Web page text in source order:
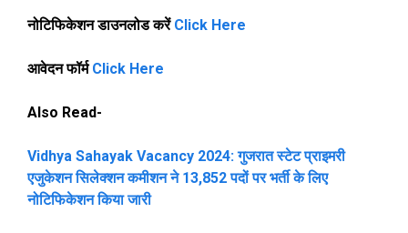
नोटिफिकेशन डाउनलोड करें Click Here
आवेदन फॉर्मClick Here
Also Read-
Vidhya Sahayak Vacancy 2024: गुजरात स्टेट प्राइमरी
एजुकेशन सिलेक्शन कमीशन ने 13,852 पदों पर भर्ती के लिए
नोटिफिकेशन किया जारी